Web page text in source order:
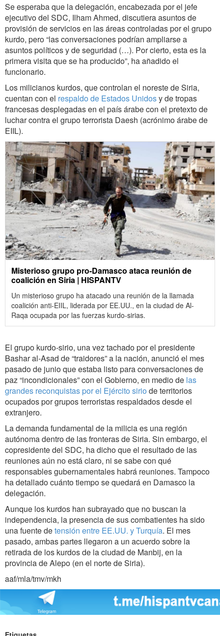
Se esperaba que la delegación, encabezada por el jefe
ejecutivo del SDC, Ilham Ahmed, discutiera asuntos de
provisión de servicios en las áreas controladas por el grupo
kurdo, pero “las conversaciones podrían ampliarse a
asuntos políticos y de seguridad (…). Por cierto, esta es la
primera visita que se ha producido”, ha añadido el
funcionario.
Los milicianos kurdos, que controlan el noreste de Siria,
cuentan con el respaldo de Estados Unidosy de tropas
francesas desplegadas en el país árabe con el pretexto de
luchar contra el grupo terrorista Daesh (acrónimo árabe de
EIIL).
Misterioso grupo pro-Damasco ataca reunión de
coalición en Siria | HISPANTV
Un misterioso grupo ha atacado una reunión de la llamada
coalición anti-EIIL, liderada por EE.UU., en la ciudad de Al-
Raqa ocupada por las fuerzas kurdo-sirias.
El grupo kurdo-sirio, una vez tachado por el presidente
Bashar al-Asad de “traidores” a la nación, anunció el mes
pasado de junio que estaba listo para conversaciones de
paz “incondicionales” con el Gobierno, en medio de las
grandes reconquistas por el Ejército sirio de territorios
ocupados por grupos terroristas respaldados desde el
extranjero.
La demanda fundamental de la milicia es una región
autónoma dentro de las fronteras de Siria. Sin embargo, el
copresidente del SDC, ha dicho que el resultado de las
reuniones aún no está claro, ni se sabe con qué
responsables gubernamentales habrá reuniones. Tampoco
ha detallado cuánto tiempo se quedará en Damasco la
delegación.
Aunque los kurdos han subrayado que no buscan la
independencia, la presencia de sus combatientes ha sido
una fuente detensión entre EE.UU. y Turquía. El mes
pasado, ambas partes llegaron a un acuerdo sobre la
retirada de los kurdos de la ciudad de Manbij, en la
provincia de Alepo (en el norte de Siria).
aaf/mla/tmv/mkh